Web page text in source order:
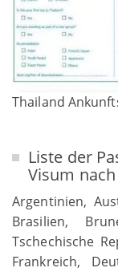
Thailand
Liste der
Visum
Argentinien,
Brasilien,
Tschechische
Frankreich,